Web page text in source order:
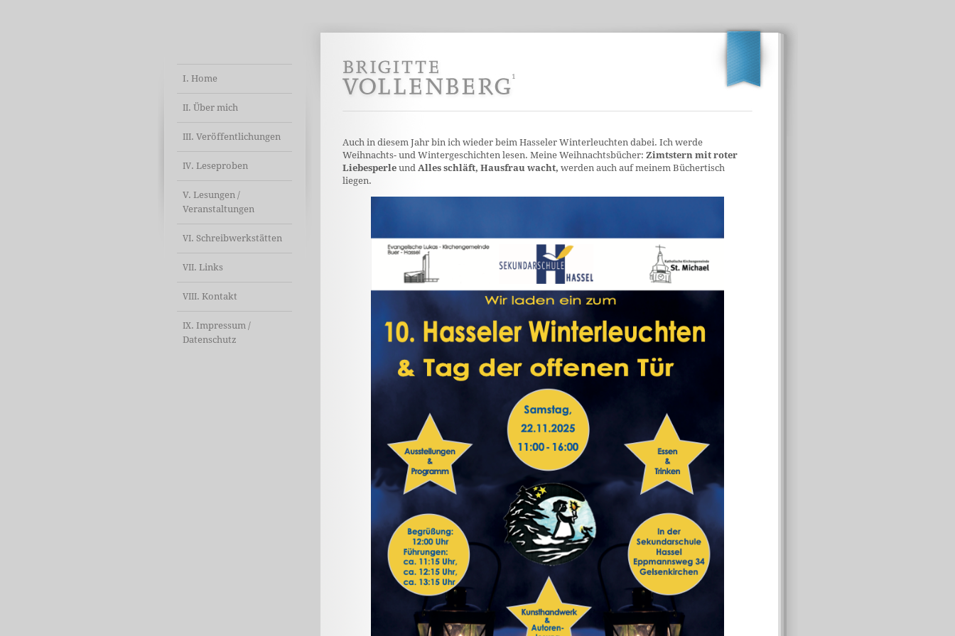
I. Home
II. Über mich
III. Veröffentlichungen
IV. Leseproben
V. Lesungen /
Veranstaltungen
VI. Schreibwerkstätten
VII. Links
VIII. Kontakt
IX. Impressum /
Datenschutz
Auch in diesem Jahr bin ich wieder beim Hasseler Winterleuchten dabei. Ich werde
Weihnachts- und Wintergeschichten lesen. Meine Weihnachtsbücher: Zimtstern mit roter
Liebesperle und Alles schläft, Hausfrau wacht, werden auch auf meinem Büchertisch
liegen.